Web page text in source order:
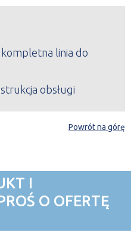
linia do
obsługi
Powrót na górę
I
O OFERTĘ